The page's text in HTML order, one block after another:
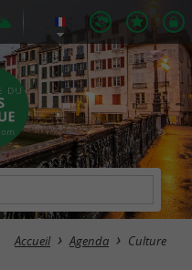
Accueil Agenda Culture